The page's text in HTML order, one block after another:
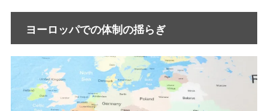
ヨーロッパでの体制の揺らぎ